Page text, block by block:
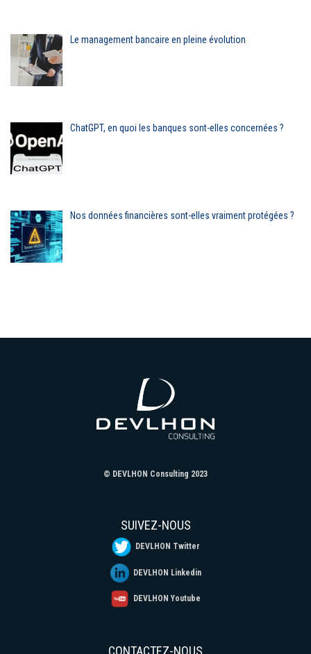
Le management bancaire en pleine évolution
ChatGPT, en quoi les banques sont-elles concernées ?
Nos données financières sont-elles vraiment protégées ?
© DEVLHON Consulting 2023
SUIVEZ-NOUS
DEVLHON Twitter
DEVLHON Linkedin
DEVLHON Youtube
CONTACTEZ-NOUS